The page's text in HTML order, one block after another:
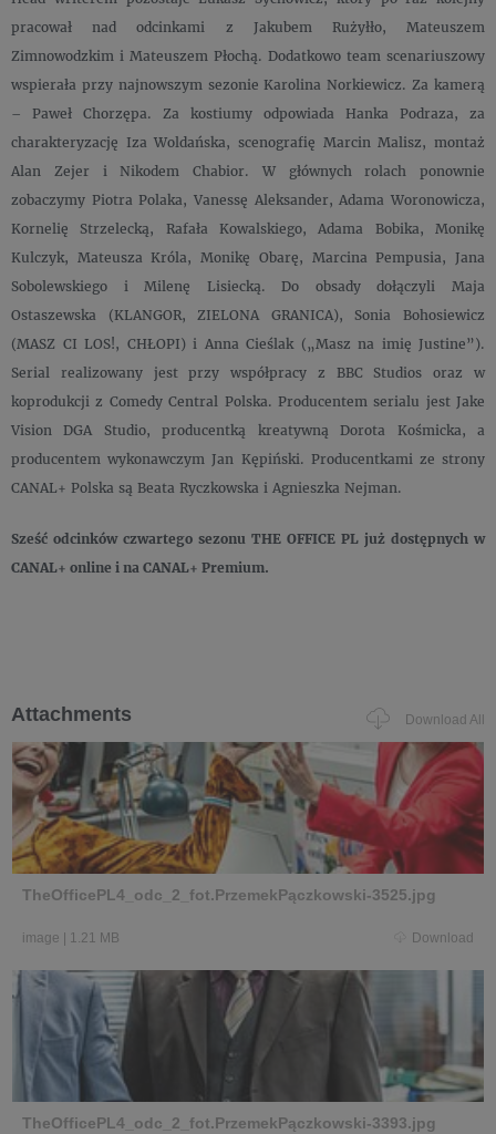
pracował nad odcinkami z Jakubem Rużyłło, Mateuszem
Zimnowodzkim i Mateuszem Płochą. Dodatkowo team scenariuszowy
wspierała przy najnowszym sezonie Karolina Norkiewicz. Za kamerą
– Paweł Chorzępa. Za kostiumy odpowiada Hanka Podraza, za
charakteryzację Iza Woldańska, scenografię Marcin Malisz, montaż
Alan Zejer i Nikodem Chabior. W głównych rolach ponownie
zobaczymy Piotra Polaka, Vanessę Aleksander, Adama Woronowicza,
Kornelię Strzelecką, Rafała Kowalskiego, Adama Bobika, Monikę
Kulczyk, Mateusza Króla, Monikę Obarę, Marcina Pempusia, Jana
Sobolewskiego i Milenę Lisiecką. Do obsady dołączyli Maja
Ostaszewska (KLANGOR, ZIELONA GRANICA), Sonia Bohosiewicz
(MASZ CI LOS!, CHŁOPI) i Anna Cieślak („Masz na imię Justine”).
Serial realizowany jest przy współpracy z BBC Studios oraz w
koprodukcji z Comedy Central Polska. Producentem serialu jest Jake
Vision DGA Studio, producentką kreatywną Dorota Kośmicka, a
producentem wykonawczym Jan Kępiński. Producentkami ze strony
CANAL+ Polska są Beata Ryczkowska i Agnieszka Nejman.
Sześć odcinków czwartego sezonu THE OFFICE PL już dostępnych w
CANAL+ online i na CANAL+ Premium.
Attachments Download All
TheOfficePL4_odc_2_fot.PrzemekPączkowski-3525.jpg
image 1.21 MB Download
TheOfficePL4_odc_2_fot.PrzemekPączkowski-3393.jpg